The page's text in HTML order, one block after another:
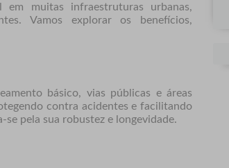
muitas infraestruturas urbanas,
Vamos explorar os benefícios,
básico, vias públicas e áreas
contra acidentes e facilitando
se pela sua robustez e longevidade.